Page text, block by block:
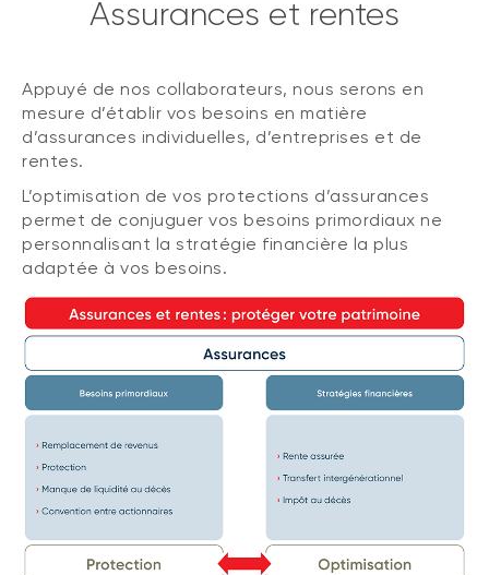
Assurances et rentes
Appuyé de nos collaborateurs, nous serons en
mesure d’établir vos besoins en matière
d’assurances individuelles, d’entreprises et de
rentes.
L’optimisation de vos protections d’assurances
permet de conjuguer vos besoins primordiaux ne
personnalisant la stratégie financière la plus
adaptée à vos besoins.